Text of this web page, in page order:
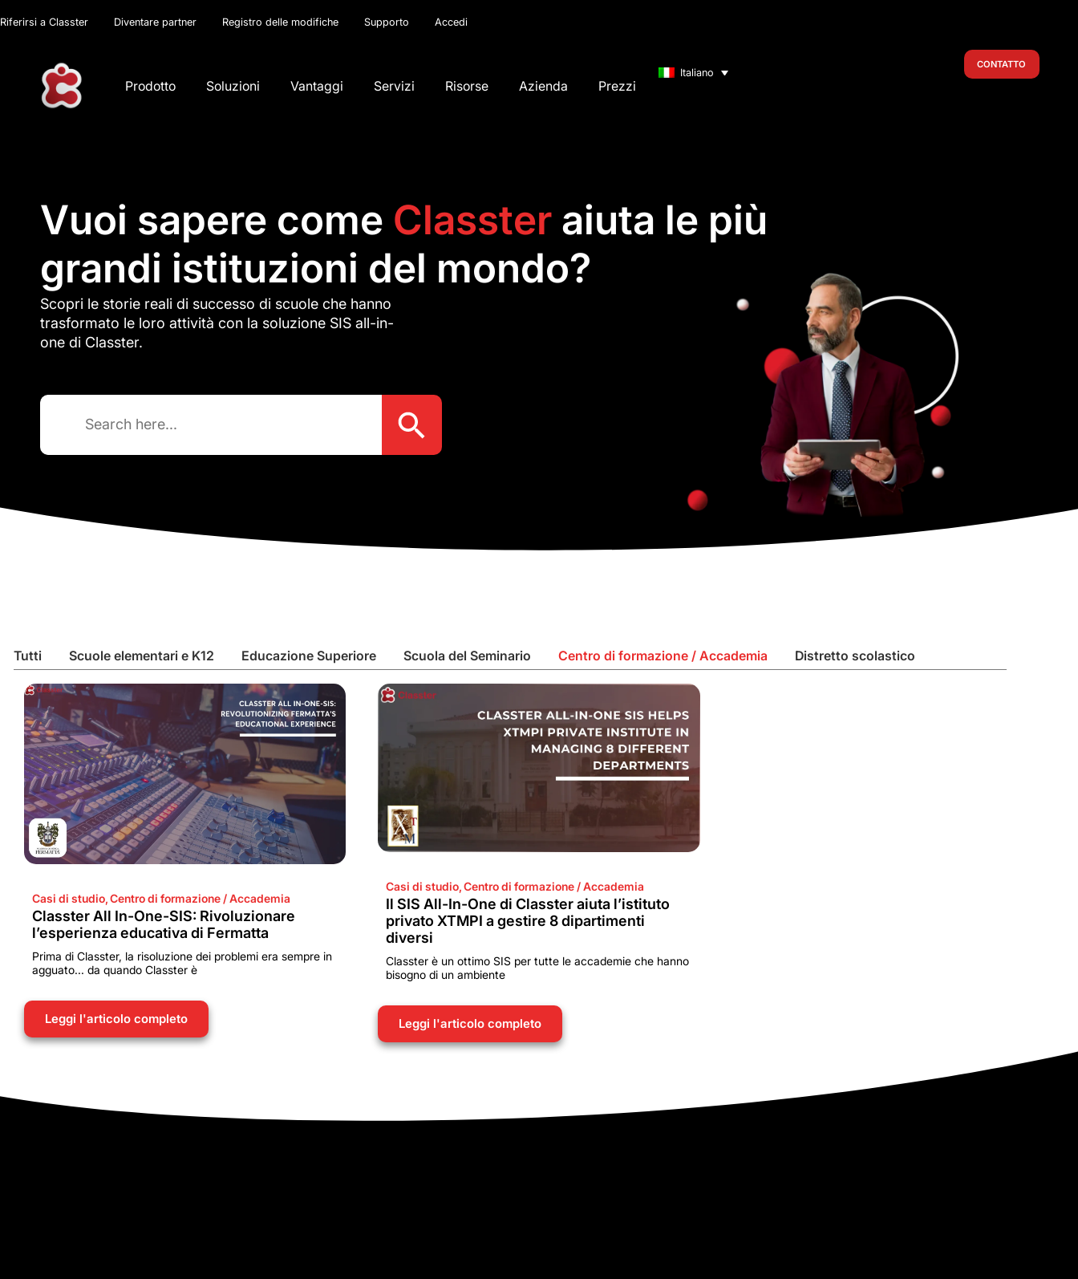
Riferirsi a Classter Diventare partner Registro delle modifiche Supporto Accedi
Prodotto Soluzioni Vantaggi Servizi Risorse Azienda Prezzi
Italiano
CONTATTO
Vuoi sapere come Classteraiuta le più
grandi istituzioni del mondo?
Scopri le storie reali di successo di scuole che hanno
trasformato le loro attività con la soluzione SIS all-in-
one di Classter.
Search
Search Button
Tutti Scuole elementari e K12 Educazione Superiore Scuola del Seminario Centro di formazione / Accademia Distretto scolastico
Casi di studio,Centro di formazione / Accademia
Classter All In-One-SIS: Rivoluzionare
l’esperienza educativa di Fermatta
Prima di Classter, la risoluzione dei problemi era sempre in
agguato... da quando Classter è
Leggi l'articolo completo
Casi di studio,Centro di formazione / Accademia
Il SIS All-In-One di Classter aiuta l’istituto
privato XTMPI a gestire 8 dipartimenti
diversi
Classter è un ottimo SIS per tutte le accademie che hanno
bisogno di un ambiente
Leggi l'articolo completo